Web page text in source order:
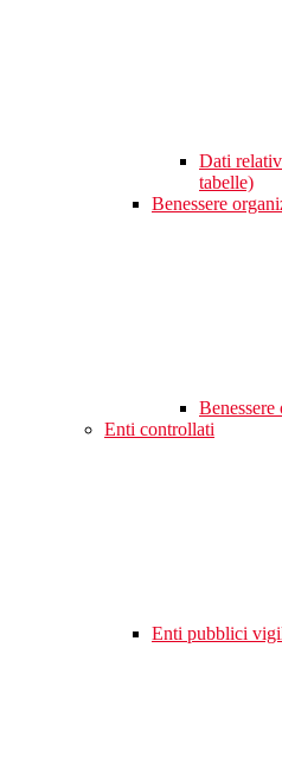
Dati
tabelle)
Benessere
Enti controllati
Enti pubblici